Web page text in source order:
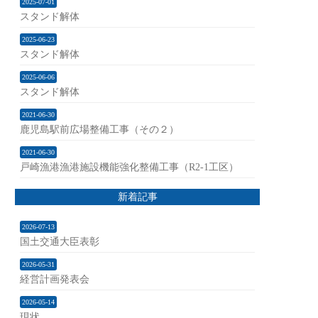
2025-07-01
スタンド解体
2025-06-23
スタンド解体
2025-06-06
スタンド解体
2021-06-30
鹿児島駅前広場整備工事（その２）
2021-06-30
戸崎漁港漁港施設機能強化整備工事（R2-1工区）
新着記事
2026-07-13
国土交通大臣表彰
2026-05-31
経営計画発表会
2026-05-14